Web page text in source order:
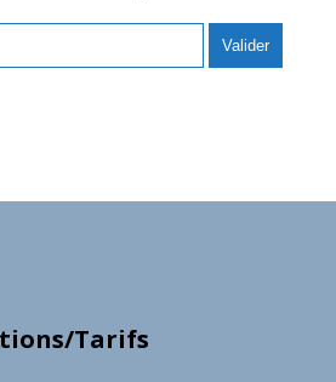
Tarifs